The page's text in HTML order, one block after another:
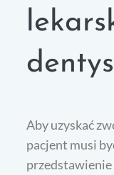
Aby uzyskać
pacjent musi